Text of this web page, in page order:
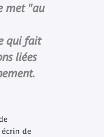
met "au
qui fait
liées
écrin de